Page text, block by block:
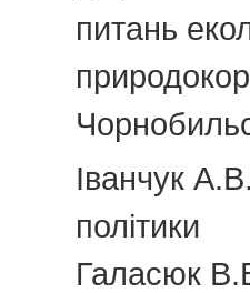
питань
Іванчук
політики
Галасюк